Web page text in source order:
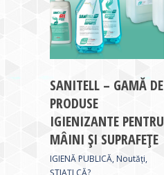
SANITELL – GAMĂ DE
PRODUSE
IGIENIZANTE PENTRU
MÂINI ȘI SUPRAFEȚE
IGIENĂ PUBLICĂ, Noutăți,